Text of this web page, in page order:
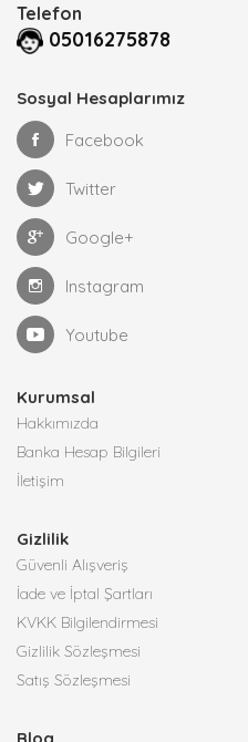
Telefon
05016275878
Sosyal Hesaplarımız
Facebook
Twitter
Google+
Instagram
Youtube
Kurumsal
Hakkımızda
Banka Hesap Bilgileri
İletişim
Gizlilik
Güvenli Alışveriş
İade ve İptal Şartları
KVKK Bilgilendirmesi
Gizlilik Sözleşmesi
Satış Sözleşmesi